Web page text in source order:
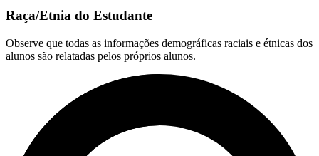
Raça/Etnia do Estudante
Observe que todas as informações demográficas raciais e étnicas dos
alunos são relatadas pelos próprios alunos.